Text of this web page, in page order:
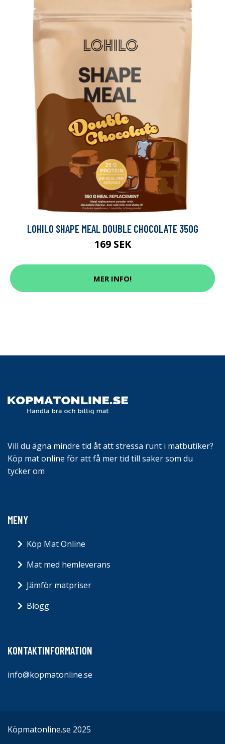
LOHILO SHAPE MEAL DOUBLE CHOCOLATE 350G
169 SEK
MER INFO!
Vill du ägna mindre tid åt att stressa runt i matbutiker?
Köp mat online för att få mer tid till saker som du
tycker om
MENY
Köp Mat Online
Mat med hemleverans
Jämför matpriser
Blogg
KONTAKTINFORMATION
info@kopmatonline.se
Köpmatonline.se 2025